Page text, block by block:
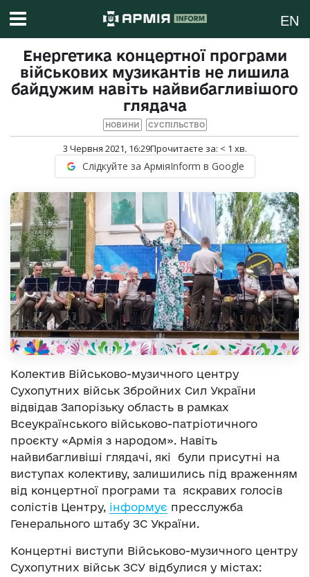
EN
Енергетика концертної програми
військових музикантів не лишила
байдужим навіть найвибагливішого
глядача
НОВИНИ СУСПІЛЬСТВО
3 Червня 2021, 16:29Прочитаєте за: < 1 хв.
Слідкуйте за АрміяInform в Google
Колектив Військово-музичного центру
Сухопутних військ Збройних Сил України
відвідав Запорізьку область в рамках
Всеукраїнського військово-патріотичного
проєкту «Армія з народом». Навіть
найвибагливіші глядачі, які були присутні на
виступах колективу, залишились під враженням
від концертної програми та яскравих голосів
солістів Центру, інформує пресслужба
Генерального штабу ЗС України.
Концертні виступи Військово-музичного центру
Сухопутних військ ЗСУ відбулися у містах: